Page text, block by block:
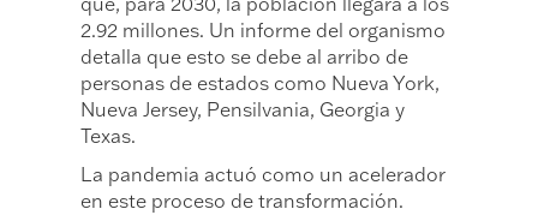
2.92 millones. Un informe del organismo
detalla que esto se debe al arribo de
personas de estados como Nueva York,
Nueva Jersey, Pensilvania, Georgia y
Texas.
La pandemia actuó como un acelerador
en este proceso de transformación.